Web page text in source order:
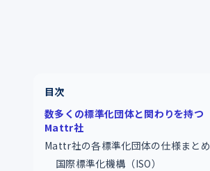
目次
数多くの標準化団体と関わりを持つ
Mattr社
Mattr社の各標準化団体の仕様まとめ
国際標準化機構（ISO）